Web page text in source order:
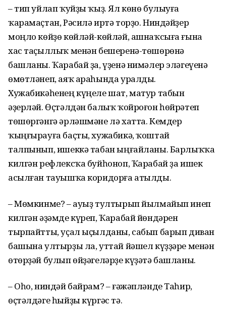
– тип уйлап ҡуйҙы ҡыҙ. Ял көнө булыуға
ҡарамаҫтан, Рәсилә иртә торҙо. Ниндәйҙер
моңло көйҙө көйләй-көйләй, ашнаҡсыға ғына
хас таҫыллыҡ менән бешеренә-төшөрөнә
башланы. Ҡарабай ҙа, үҙенә нимәлер эләгеүенә
өмөтләнеп, аяҡ араһында уралды.
Хужабикәһенең күңеле шат, матур табын
әҙерләй. Өҫтәлдән балыҡ ҡойроғон һөйрәтеп
төшөргәнгә әрләшмәне лә хатта. Кемдер
ҡыңғырауға баҫты, хужабикә, ҡоштай
талпынып, ишеккә табан ыңғайланы. Барлыҡҡа
килгән рефлексҡа буйһоноп, Ҡарабай ҙа ишек
асылған тауышҡа коридорға атылды.
– Мөмкинме? – ауыҙ тултырып йылмайып инеп
килгән әҙәмде күреп, Ҡарабай йөндәрен
тырпайтты, уҫал ыҫылданы, сабып барып диван
башына ултырҙы ла, уттай йәшел күҙҙәре менән
өтөрҙәй булып өйҙәгеләрҙе күҙәтә башланы.
– Оһо, ниндәй байрам? – ғәжәпләнде Таһир,
өҫтәлдәге һыйҙы күргәс тә.